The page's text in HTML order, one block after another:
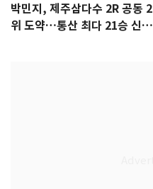
박민지, 제주삼다수 2R 공동 2
위 도약…통산 최다 21승 신기